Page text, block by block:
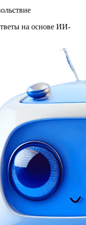
на основе ИИ-